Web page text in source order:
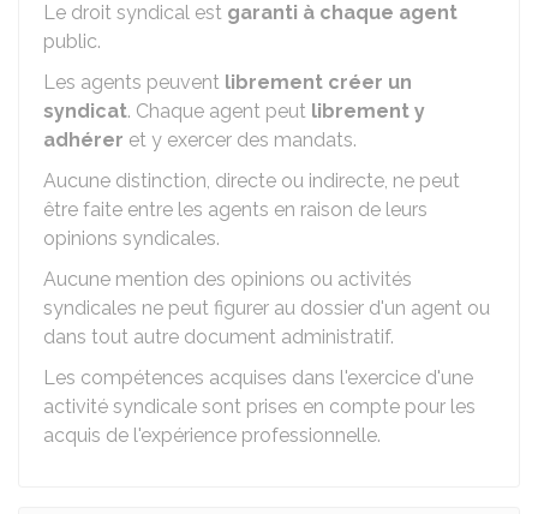
Le droit syndical est garanti à chaque agent
public.
Les agents peuvent librement créer un
syndicat. Chaque agent peut librement y
adhérer et y exercer des mandats.
Aucune distinction, directe ou indirecte, ne peut
être faite entre les agents en raison de leurs
opinions syndicales.
Aucune mention des opinions ou activités
syndicales ne peut figurer au dossier d'un agent ou
dans tout autre document administratif.
Les compétences acquises dans l'exercice d'une
activité syndicale sont prises en compte pour les
acquis de l'expérience professionnelle.